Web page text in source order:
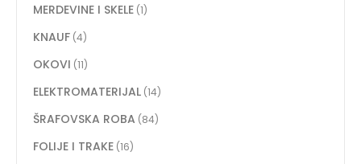
MERDEVINE I SKELE (1)
KNAUF (4)
OKOVI (11)
ELEKTROMATERIJAL (14)
ŠRAFOVSKA ROBA (84)
FOLIJE I TRAKE (16)